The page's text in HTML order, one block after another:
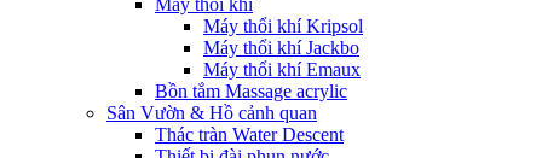
Máy thổi khí
Máy thổi khí Kripsol
Máy thổi khí Jackbo
Máy thổi khí Emaux
Bồn tắm Massage acrylic
Sân Vườn & Hồ cảnh quan
Thác tràn Water Descent